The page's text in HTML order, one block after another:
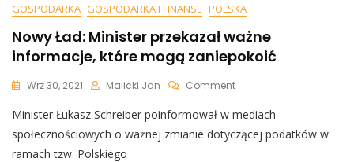
GOSPODARKA GOSPODARKA I FINANSE POLSKA
Nowy Ład: Minister przekazał ważne
informacje, które mogą zaniepokoić
Wrz 30, 2021 Malicki Jan CommentOn
Ład:
Minister
Przekazał
Minister Łukasz Schreiber poinformował w mediach
społecznościowych o ważnej zmianie dotyczącej podatków w
ramach tzw. Polskiego